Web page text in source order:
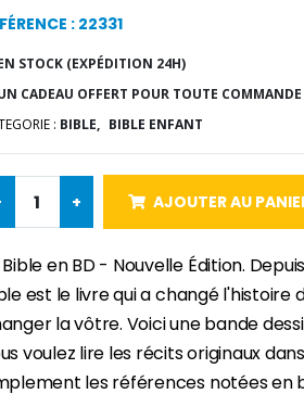
-30%
: 22331
STOCK (EXPÉDITION 24H)
CADEAU OFFERT POUR TOUTE COMMANDE
: BIBLE, BIBLE ENFANT
+ AJOUTER AU
Bible en BD - Nouvelle Édition.
est le livre qui a changé l'histoire
la vôtre. Voici une bande
voulez lire les récits originaux
les références notées en